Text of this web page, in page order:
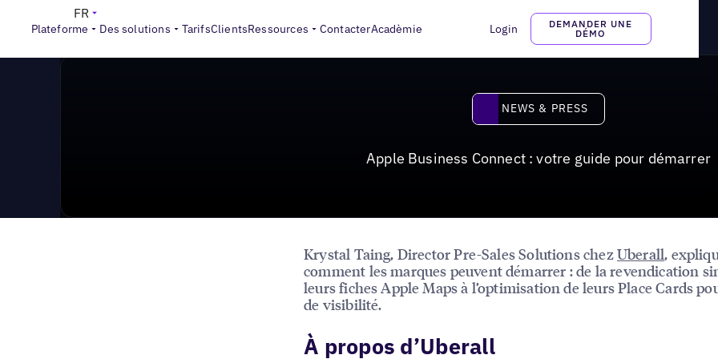
Plateforme Des solutions TarifsClientsRessources ContacterAcadèmie Login
DEMANDER UNE
DÉMO
FR
News & Press
News & Press
NEWS & PRESS
Apple Business Connect : votre guide pour démarrer
Krystal Taing, Director Pre-Sales Solutions chezUberall,
comment les marques peuvent démarrer : de la revendication
leurs fiches Apple Maps à l’optimisation de leurs Place Cards
de visibilité.
À propos d’Uberall